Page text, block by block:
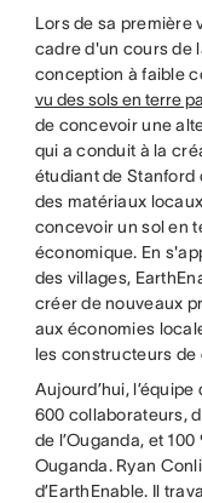
Lors de sa première
cadre d'un cours de
conception à faible
vu des sols en terre
de concevoir une
qui a conduit à la
étudiant de Stanford
des matériaux
concevoir un sol en
économique. En
des villages,
créer de nouveaux
aux économies
les constructeurs
Aujourd’hui,
600 collaborateurs,
de l’Ouganda, et
Ouganda. Ryan
d’EarthEnable. Il